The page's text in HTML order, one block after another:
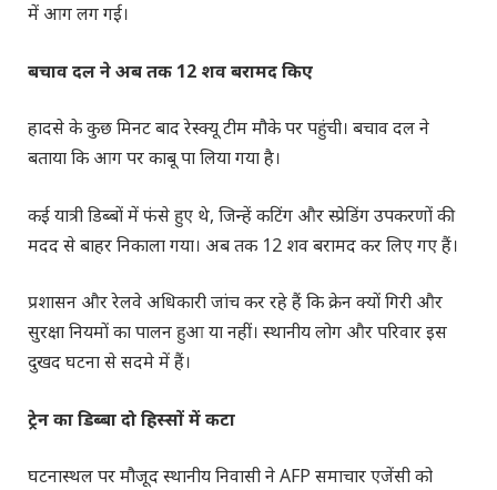
में आग लग गई।
बचाव दल ने अब तक 12 शव बरामद किए
हादसे के कुछ मिनट बाद रेस्क्यू टीम मौके पर पहुंची। बचाव दल ने
बताया कि आग पर काबू पा लिया गया है।
कई यात्री डिब्बों में फंसे हुए थे, जिन्हें कटिंग और स्प्रेडिंग उपकरणों की
मदद से बाहर निकाला गया। अब तक 12 शव बरामद कर लिए गए हैं।
प्रशासन और रेलवे अधिकारी जांच कर रहे हैं कि क्रेन क्यों गिरी और
सुरक्षा नियमों का पालन हुआ या नहीं। स्थानीय लोग और परिवार इस
दुखद घटना से सदमे में हैं।
ट्रेन का डिब्बा दो हिस्सों में कटा
घटनास्थल पर मौजूद स्थानीय निवासी ने AFP समाचार एजेंसी को